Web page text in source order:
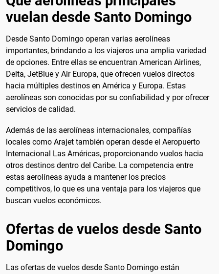
vuelan desde Santo Domingo
Desde Santo Domingo operan varias aerolíneas
importantes, brindando a los viajeros una amplia variedad
de opciones. Entre ellas se encuentran American Airlines,
Delta, JetBlue y Air Europa, que ofrecen vuelos directos
hacia múltiples destinos en América y Europa. Estas
aerolíneas son conocidas por su confiabilidad y por ofrecer
servicios de calidad.
Además de las aerolíneas internacionales, compañías
locales como Arajet también operan desde el Aeropuerto
Internacional Las Américas, proporcionando vuelos hacia
otros destinos dentro del Caribe. La competencia entre
estas aerolíneas ayuda a mantener los precios
competitivos, lo que es una ventaja para los viajeros que
buscan vuelos económicos.
Ofertas de vuelos desde Santo
Domingo
Las ofertas de vuelos desde Santo Domingo están